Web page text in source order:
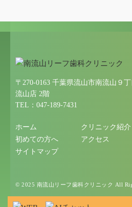
〒270-0163 千葉県流山市南流山９
流山店 2階
TEL：047-189-7431
ホーム クリニック紹介
初めての方へ
アクセス
サイトマップ
© 2025 南流山リーフ歯科クリニック All